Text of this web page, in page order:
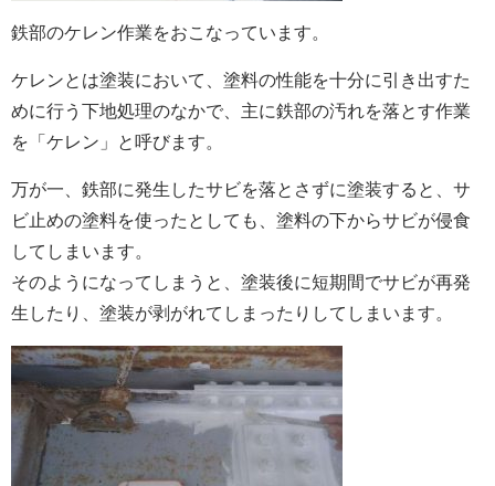
鉄部のケレン作業をおこなっています。
ケレンとは塗装において、塗料の性能を十分に引き出すた
めに行う下地処理のなかで、主に鉄部の汚れを落とす作業
を「ケレン」と呼びます。
万が一、鉄部に発生したサビを落とさずに塗装すると、 サ
ビ止めの塗料を使ったとしても、塗料の下からサビが侵食
してしまいます。
そのようになってしまうと、塗装後に短期間でサビが再発
生したり、塗装が剥がれてしまったりしてしまいます。